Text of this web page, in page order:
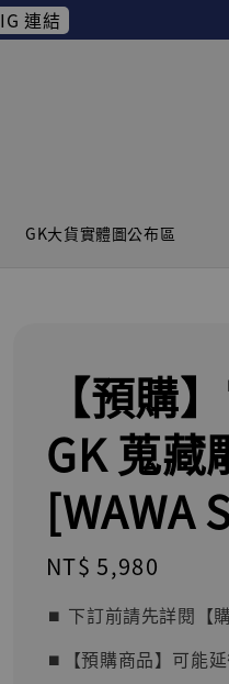
IG 連結
GK大貨實體圖公布區
【預購
GK 蒐藏
[WAWA
Regular
price
NT$ 5,980
⏹︎ 下訂前請先詳閱【
⏹︎【預購商品】可能